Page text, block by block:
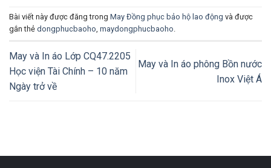
Bài viết này được đăng trong May Đồng phục bảo hộ lao động và được
gắn thẻ dongphucbaoho, maydongphucbaoho.
May và In áo Lớp CQ47.2205
Học viện Tài Chính – 10 năm
Ngày trở về
May và In áo phông Bồn nước
Inox Việt Á